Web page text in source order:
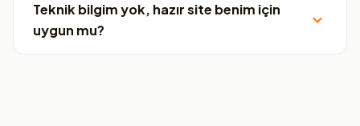
Teknik bilgim yok, hazır site benim için
uygun mu?